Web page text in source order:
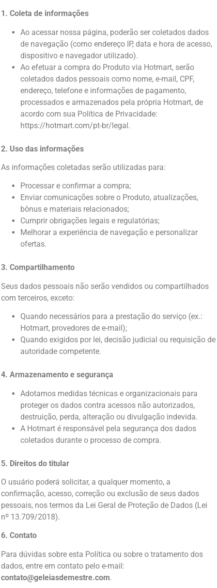
1. Coleta de informações
Ao acessar nossa página, poderão ser coletados dados
de navegação (como endereço IP, data e hora de acesso,
dispositivo e navegador utilizado).
Ao efetuar a compra do Produto via Hotmart, serão
coletados dados pessoais como nome, e-mail, CPF,
endereço, telefone e informações de pagamento,
processados e armazenados pela própria Hotmart, de
acordo com sua Política de Privacidade:
https://hotmart.com/pt-br/legal.
2. Uso das informações
As informações coletadas serão utilizadas para:
Processar e confirmar a compra;
Enviar comunicações sobre o Produto, atualizações,
bônus e materiais relacionados;
Cumprir obrigações legais e regulatórias;
Melhorar a experiência de navegação e personalizar
ofertas.
3. Compartilhamento
Seus dados pessoais não serão vendidos ou compartilhados
com terceiros, exceto:
Quando necessários para a prestação do serviço (ex.:
Hotmart, provedores de e-mail);
Quando exigidos por lei, decisão judicial ou requisição de
autoridade competente.
4. Armazenamento e segurança
Adotamos medidas técnicas e organizacionais para
proteger os dados contra acessos não autorizados,
destruição, perda, alteração ou divulgação indevida.
A Hotmart é responsável pela segurança dos dados
coletados durante o processo de compra.
5. Direitos do titular
O usuário poderá solicitar, a qualquer momento, a
confirmação, acesso, correção ou exclusão de seus dados
pessoais, nos termos da Lei Geral de Proteção de Dados (Lei
nº 13.709/2018).
6. Contato
Para dúvidas sobre esta Política ou sobre o tratamento dos
dados, entre em contato pelo e-mail:
contato@geleiasdemestre.com.